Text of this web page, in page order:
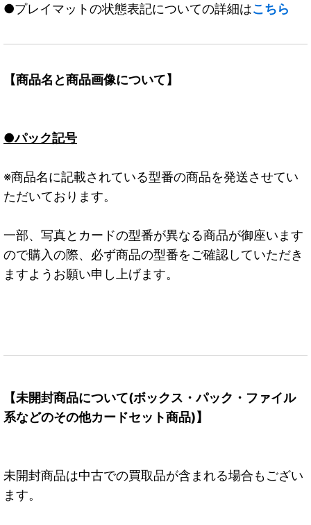
●プレイマットの状態表記についての詳細はこちら
【商品名と商品画像について】
●パック記号
※商品名に記載されている型番の商品を発送させてい
ただいております。
一部、写真とカードの型番が異なる商品が御座います
ので購入の際、必ず商品の型番をご確認していただき
ますようお願い申し上げます。
【未開封商品について(ボックス・パック・ファイル
系などのその他カードセット商品)】
未開封商品は中古での買取品が含まれる場合もござい
ます。